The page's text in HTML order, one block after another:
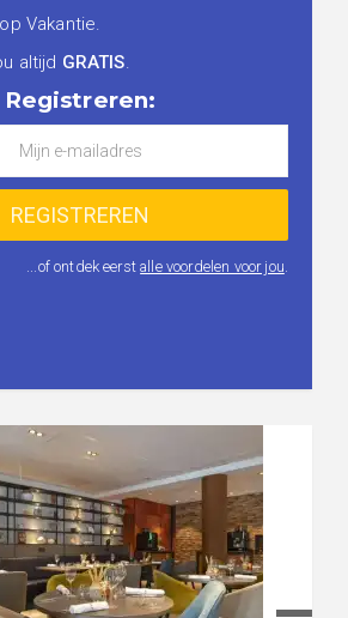
Vakantie.
altijd GRATIS.
Registreren:
...of ontdek eerstalle voordelen voor jou.